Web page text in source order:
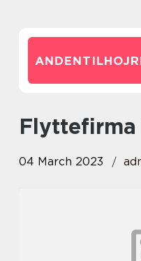
04 March 2023